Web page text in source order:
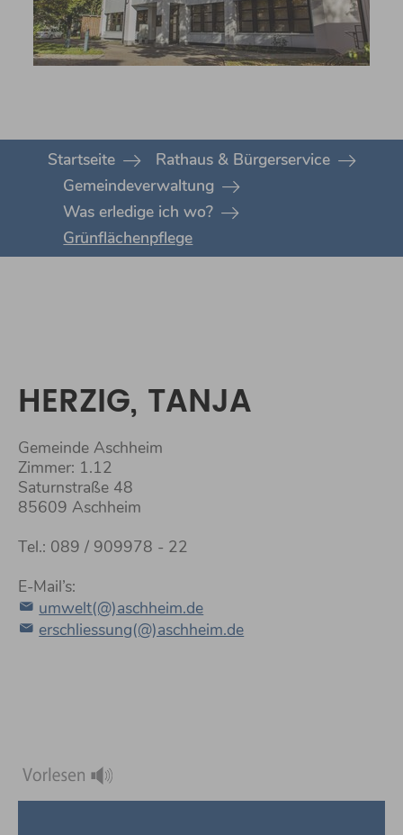
You are here:Startseite
Rathaus & Bürgerservice
Gemeindeverwaltung
Was erledige ich wo?
Grünflächenpflege
HERZIG, TANJA
Gemeinde Aschheim
Zimmer: 1.12
Saturnstraße 48
85609 Aschheim
Tel.: 089 / 909978 - 22
E-Mail’s:
umwelt(@)aschheim.de
erschliessung(@)aschheim.de